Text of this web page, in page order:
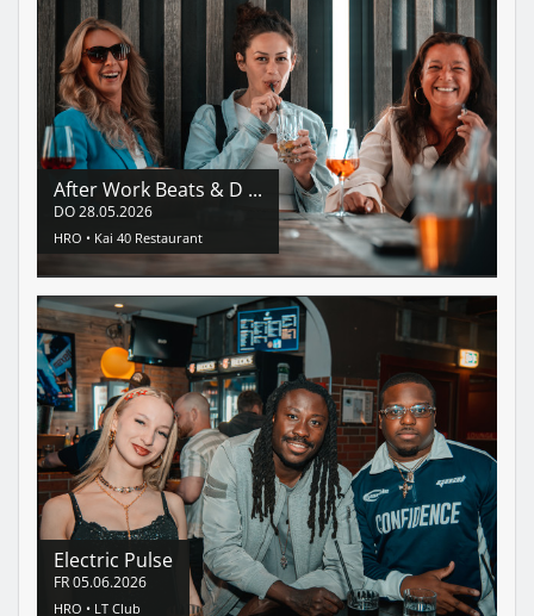
After Work Beats & D ...
DO28.05.2026
HRO • Kai 40 Restaurant
Electric Pulse
FR05.06.2026
HRO • LT Club